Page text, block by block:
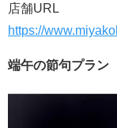
店舗URL
https://
端午の節句プラン